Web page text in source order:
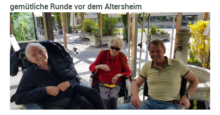
gemütliche Runde vor dem Altersheim